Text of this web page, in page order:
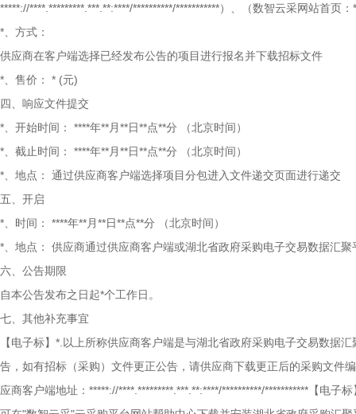
*****://****.*********.***.**:****/**********/***********）、（数智云采网站首页
*、方式：
供应商在客户端选择已经发布公告的项目进行报名并下载招标文件
*、售价： * (元)
四、响应文件提交
*、开始时间：
****年**月**日**点**分 （北京时间）
*、截止时间：
****年**月**日**点**分 （北京时间）
*、地点： 通过供应商客户端选择项目分包进入文件递交页面进行递交
五、开启
*、时间：
****年**月**日**点**分 （北京时间）
*、地点： 供应商通过供应商客户端或湖北省政府采购电子交易数据汇
六、公告期限
自本公告发布之日起*个工作日。
七、其他补充事宜
【电子标】*.以上所称供应商客户端是与湖北省政府采购电子交易数据
告，如有招标（采购）文件更正公告，请供应商下载更正后的采购文件
应商客户端地址：*****://****.*********.***.**:****/**********/***********【电